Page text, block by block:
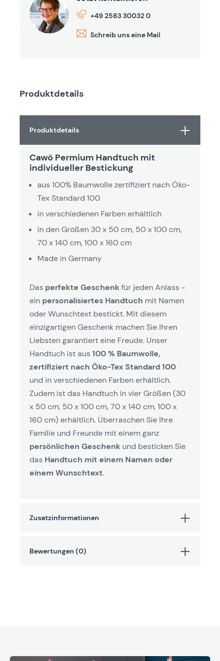
+49 2583 30032 0
Schreib uns eine Mail
Produktdetails
Produktdetails
Cawö Permium Handtuch mit
individueller Bestickung
aus 100% Baumwolle zertifiziert nach Öko-
Tex Standard 100
in verschiedenen Farben erhältlich
in den Größen 30 x 50 cm, 50 x 100 cm,
70 x 140 cm, 100 x 160 cm
Made in Germany
Das perfekte Geschenkfür jeden Anlass -
ein personalisiertes Handtuch mit Namen
oder Wunschtext bestickt. Mit diesem
einzigartigen Geschenk machen Sie Ihren
Liebsten garantiert eine Freude. Unser
Handtuch ist aus 100 % Baumwolle,
zertifiziert nach Öko-Tex Standard 100
und in verschiedenen Farben erhältlich.
Zudem ist das Handtuch in vier Größen (30
x 50 cm, 50 x 100 cm, 70 x 140 cm, 100 x
160 cm) erhältlich. Überraschen Sie Ihre
Familie und Freunde mit einem ganz
persönlichen Geschenk und besticken Sie
das Handtuch mit einem Namen oder
einem Wunschtext.
Zusatzinformationen
Bewertungen (0)